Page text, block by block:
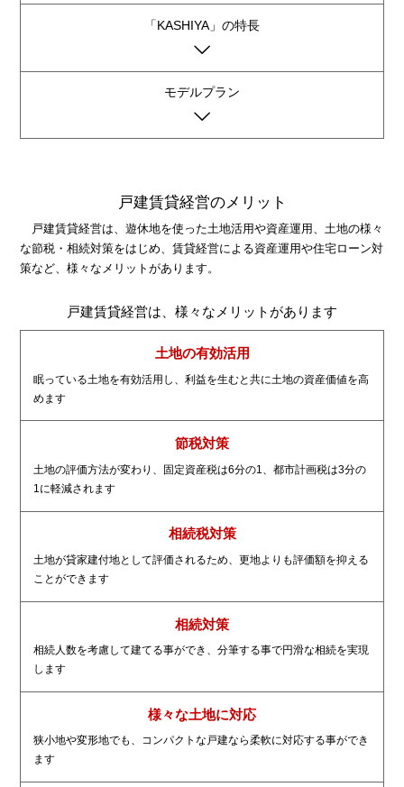
「KASHIYA」の特長
モデルプラン
戸建賃貸経営のメリット
戸建賃貸経営は、遊休地を使った土地活用や資産運用、土地の様々
な節税・相続対策をはじめ、賃貸経営による資産運用や住宅ローン対
策など、様々なメリットがあります。
戸建賃貸経営は、様々なメリットがあります
土地の有効活用
眠っている土地を有効活用し、利益を生むと共に土地の資産価値を高
めます
節税対策
土地の評価方法が変わり、固定資産税は6分の1、都市計画税は3分の
1に軽減されます
相続税対策
土地が貸家建付地として評価されるため、更地よりも評価額を抑える
ことができます
相続対策
相続人数を考慮して建てる事ができ、分筆する事で円滑な相続を実現
します
様々な土地に対応
狭小地や変形地でも、コンパクトな戸建なら柔軟に対応する事ができ
ます